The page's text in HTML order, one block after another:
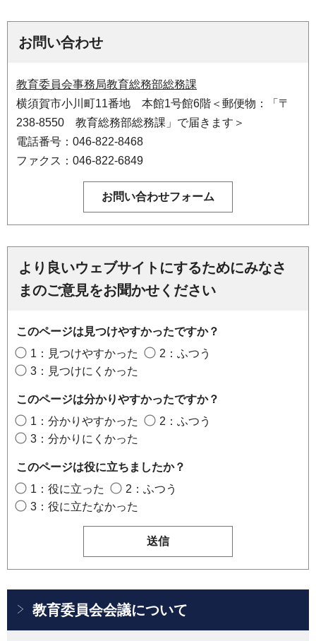
お問い合わせ
教育委員会事務局教育総務部総務課
横須賀市小川町11番地 本館1号館6階＜郵便物：「〒
238-8550 教育総務部総務課」で届きます＞
電話番号：046-822-8468
ファクス：046-822-6849
より良いウェブサイトにするためにみなさ
まのご意見をお聞かせください
このページは見つけやすかったですか？
1：見つけやすかった
2：ふつう
3：見つけにくかった
このページは分かりやすかったですか？
1：分かりやすかった
2：ふつう
3：分かりにくかった
このページは役に立ちましたか？
1：役に立った
2：ふつう
3：役に立たなかった
教育委員会会議について